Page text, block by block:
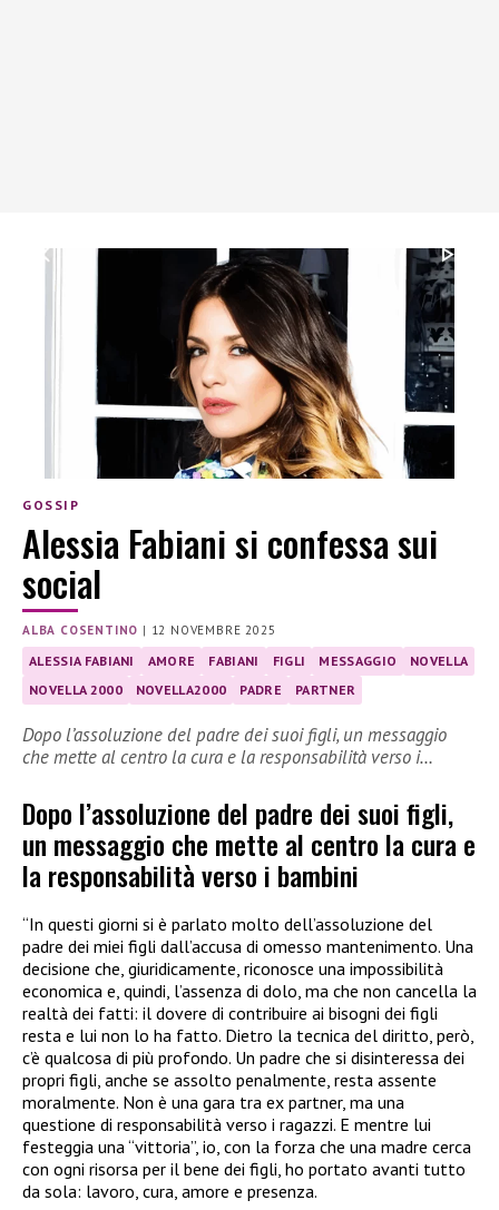
GOSSIP
Alessia Fabiani si confessa sui
social
ALBA COSENTINO | 12 NOVEMBRE 2025
ALESSIA FABIANI AMORE FABIANI FIGLI MESSAGGIO
NOVELLA
NOVELLA 2000
NOVELLA2000 PADRE PARTNER
Dopo l’assoluzione del padre dei suoi figli, un messaggio
che mette al centro la cura e la responsabilità verso i…
Dopo l’assoluzione del padre dei suoi figli,
un messaggio che mette al centro la cura e
la responsabilità verso i bambini
“In questi giorni si è parlato molto dell’assoluzione del
padre dei miei figli dall’accusa di omesso mantenimento. Una
decisione che, giuridicamente, riconosce una impossibilità
economica e, quindi, l’assenza di dolo, ma che non cancella la
realtà dei fatti: il dovere di contribuire ai bisogni dei figli
resta e lui non lo ha fatto. Dietro la tecnica del diritto, però,
c’è qualcosa di più profondo. Un padre che si disinteressa dei
propri figli, anche se assolto penalmente, resta assente
moralmente. Non è una gara tra ex partner, ma una
questione di responsabilità verso i ragazzi. E mentre lui
festeggia una “vittoria”, io, con la forza che una madre cerca
con ogni risorsa per il bene dei figli, ho portato avanti tutto
da sola: lavoro, cura, amore e presenza.